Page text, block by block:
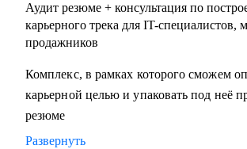
Аудит резюме + консультация по
карьерного трека для IT-специалистов,
продажников
Комплекс, в рамках которого сможем
карьерной целью и упаковать под неё
резюме
Развернуть